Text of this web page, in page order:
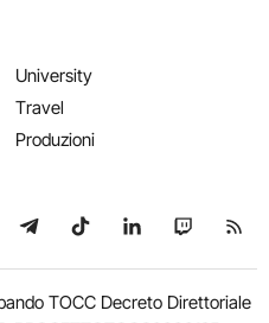
University
Travel
Produzioni
YouTube
su WhatsApp
Seguici su Telegram
Seguici su TikTok
Seguici su
Seguici
TOCC Decreto Direttoriale